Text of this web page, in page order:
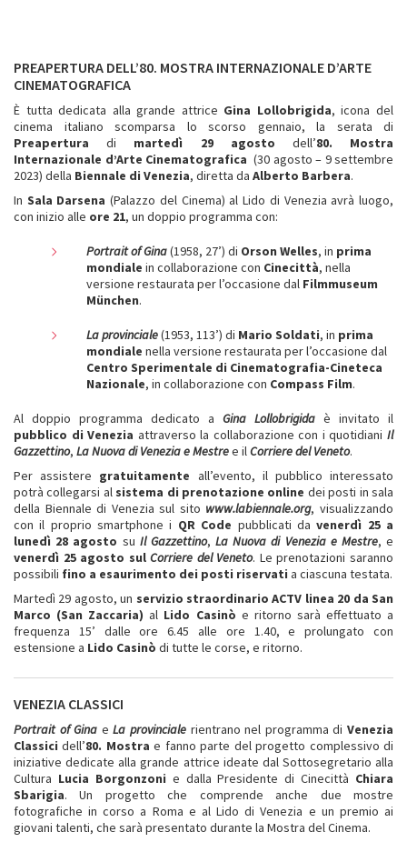
PREAPERTURA DELL’80. MOSTRA INTERNAZIONALE D’ARTE
CINEMATOGRAFICA
È tutta dedicata alla grande attrice Gina Lollobrigida, icona del
cinema italiano scomparsa lo scorso gennaio, la serata di
Preapertura di martedì 29 agosto dell’80. Mostra
Internazionale d’Arte Cinematografica (30 agosto – 9 settembre
2023) della Biennale di Venezia, diretta da Alberto Barbera.
In Sala Darsena (Palazzo del Cinema) al Lido di Venezia avrà luogo,
con inizio alle ore 21, un doppio programma con:
Portrait of Gina(1958, 27’) di Orson Welles, in prima
mondiale in collaborazione con Cinecittà, nella
versione restaurata per l’occasione dal Filmmuseum
München.
La provinciale(1953, 113’) di Mario Soldati, in prima
mondiale nella versione restaurata per l’occasione dal
Centro Sperimentale di Cinematografia-Cineteca
Nazionale, in collaborazione con Compass Film.
Al doppio programma dedicato a Gina Lollobrigida è invitato il
pubblico di Venezia attraverso la collaborazione con i quotidianiIl
Gazzettino, La Nuova di Venezia e Mestree ilCorriere del Veneto.
Per assistere gratuitamente all’evento, il pubblico interessato
potrà collegarsi al sistema di prenotazione online dei posti in sala
della Biennale di Venezia sul sito www.labiennale.org, visualizzando
con il proprio smartphone i QR Code pubblicati davenerdì 25 a
lunedì 28 agosto su Il Gazzettino,La Nuova di Venezia e Mestre, e
venerdì 25 agosto sulCorriere del Veneto. Le prenotazioni saranno
possibili fino a esaurimento dei posti riservati a ciascuna testata.
Martedì 29 agosto, un servizio straordinario ACTV linea 20 da San
Marco (San Zaccaria)al Lido Casinò e ritorno sarà effettuato a
frequenza 15’ dalle ore 6.45 alle ore 1.40, e prolungato con
estensione a Lido Casinò di tutte le corse, e ritorno.
VENEZIA CLASSICI
Portrait of Gina e La provinciale rientrano nel programma diVenezia
Classici dell’80. Mostrae fanno parte del progetto complessivo di
iniziative dedicate alla grande attrice ideate dal Sottosegretario alla
Cultura Lucia Borgonzoni e dalla Presidente di Cinecittà Chiara
Sbarigia. Un progetto che comprende anche due mostre
fotografiche in corso a Roma e al Lido di Venezia e un premio ai
giovani talenti, che sarà presentato durante la Mostra del Cinema.